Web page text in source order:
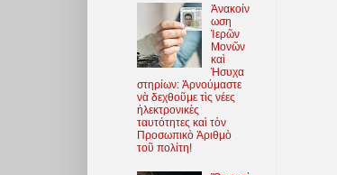
Ἀνακοίν
ωση
Ἱερῶν
Μονῶν
καὶ
Ἡσυχα
στηρίων: Ἀρνούμαστε
νὰ δεχθοῦμε τὶς νέες
ἠλεκτρονικὲς
ταυτότητες καὶ τὸν
Προσωπικὸ Ἀριθμὸ
τοῦ πολίτη!